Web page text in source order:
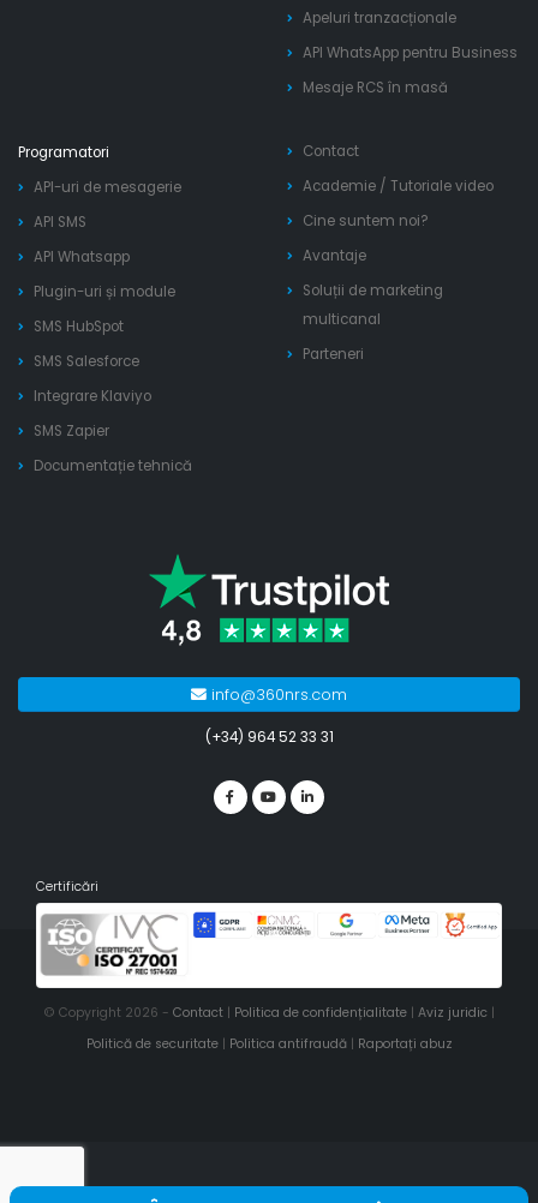
Apeluri tranzacționale
API WhatsApp pentru Business
Mesaje RCS în masă
Programatori
API-uri de mesagerie
API SMS
API Whatsapp
Plugin-uri și module
SMS HubSpot
SMS Salesforce
Integrare Klaviyo
SMS Zapier
Documentație tehnică
Contact
Academie / Tutoriale video
Cine suntem noi?
Avantaje
Soluții de marketing
multicanal
Parteneri
info@360nrs.com
(+34) 964 52 33 31
Certificări
© Copyright 2026 - Contact | Politica de confidențialitate| Aviz juridic|
Politică de securitate| Politica antifraudă| Raportați abuz